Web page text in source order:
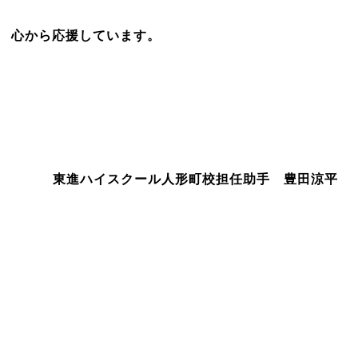
心から応援しています。
東進ハイスクール人形町校担任助手 豊田涼平